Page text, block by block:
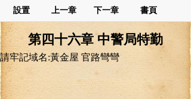
設置 上一章 下一章 書頁
第四十六章 中警局特勤
請牢記域名:黃金屋 官路彎彎